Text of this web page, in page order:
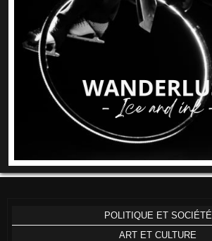
POLITIQUE ET SOCIÉTÉ
ART ET CULTURE